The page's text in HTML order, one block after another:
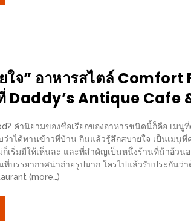
ใจ” อาหารสไตล์
Daddy’s Antique Cafe
คำนิยามของชื่อเรียกของอาหารชนิดนี้ก็คือ เมนู
ว่าได้ทานข้าวที่บ้าน กินแล้วรู้สึกสบายใจ เป็นเม
ก็เริ่มมีให้เห็นละ และที่สำคัญเป็นหนึ่งร้านที่น้าอ้ว
ที่บรรยากาศน่าถ่ายรูปมาก ใครไปแล้วรับประกันว่
(more…)